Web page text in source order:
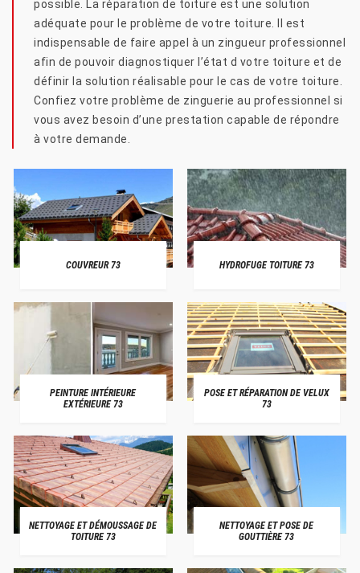
possible. La réparation de toiture est une solution
adéquate pour le problème de votre toiture. Il est
indispensable de faire appel à un zingueur professionnel
afin de pouvoir diagnostiquer l’état d votre toiture et de
définir la solution réalisable pour le cas de votre toiture.
Confiez votre problème de zinguerie au professionnel si
vous avez besoin d’une prestation capable de répondre
à votre demande.
COUVREUR 73 HYDROFUGE TOITURE 73
PEINTURE INTÉRIEURE
EXTÉRIEURE 73
POSE ET RÉPARATION DE VELUX
73
NETTOYAGE ET DÉMOUSSAGE DE
TOITURE 73
NETTOYAGE ET POSE DE
GOUTTIÈRE 73